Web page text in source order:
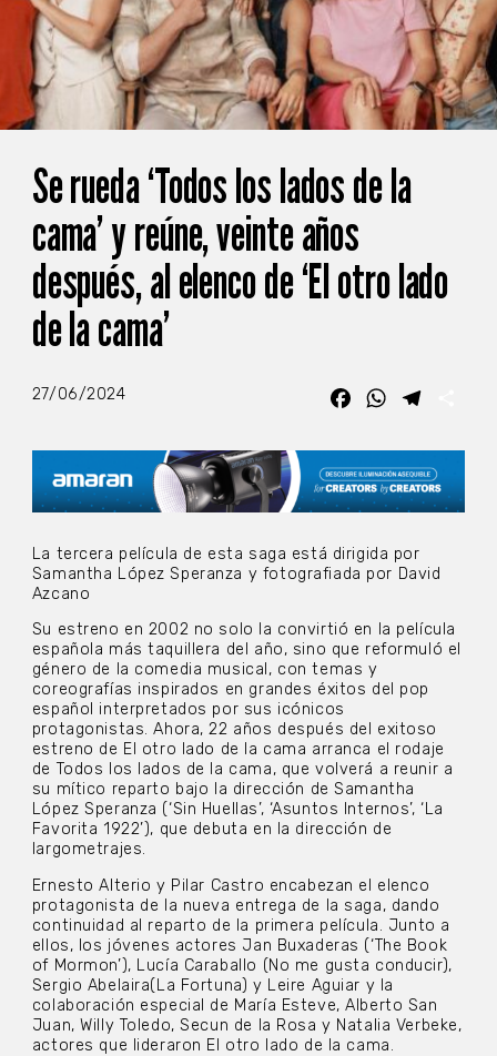
Se rueda ‘Todos los lados de la
cama’ y reúne, veinte años
después, al elenco de ‘El otro lado
de la cama’
27/06/2024 FacebookWhatsApp
La tercera película de esta saga está dirigida por
Samantha López Speranza y fotografiada por David
Azcano
Su estreno en 2002 no solo la convirtió en la película
española más taquillera del año, sino que reformuló el
género de la comedia musical, con temas y
coreografías inspirados en grandes éxitos del pop
español interpretados por sus icónicos
protagonistas. Ahora, 22 años después del exitoso
estreno de El otro lado de la cama arranca el rodaje
de Todos los lados de la cama, que volverá a reunir a
su mítico reparto bajo la dirección de Samantha
López Speranza (‘Sin Huellas’, ‘Asuntos Internos’, ‘La
Favorita 1922’), que debuta en la dirección de
largometrajes.
Ernesto Alterio y Pilar Castro encabezan el elenco
protagonista de la nueva entrega de la saga, dando
continuidad al reparto de la primera película. Junto a
ellos, los jóvenes actores Jan Buxaderas (‘The Book
of Mormon’), Lucía Caraballo (No me gusta conducir),
Sergio Abelaira(La Fortuna) y Leire Aguiar y la
colaboración especial de María Esteve, Alberto San
Juan, Willy Toledo, Secun de la Rosa y Natalia Verbeke,
actores que lideraron El otro lado de la cama.